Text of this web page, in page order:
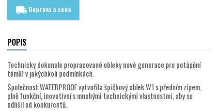
local_shipping Doprava a cena
POPIS
Technicky dokonale propracované obleky nové generace pro potápění
téměř v jakýchkoli podmínkách.
Společnost WATERPROOF vytvořila špičkový oblek W1 s předním zipem,
plně funkční, inovativní s mnohými technickými vlastnostmi, aby se
odlišil od konkurentů.